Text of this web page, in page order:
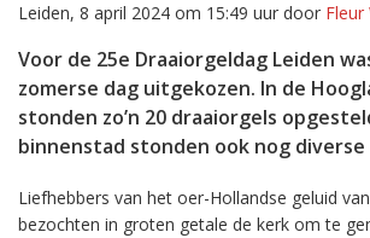
Leiden, 8 april 2024 om 15:49 uur door Fleur
Voor de 25e Draaiorgeldag Leiden
zomerse dag uitgekozen. In de
stonden zo’n 20 draaiorgels
binnenstad stonden ook nog diverse
Liefhebbers van het oer-Hollandse geluid
bezochten in groten getale de kerk om te